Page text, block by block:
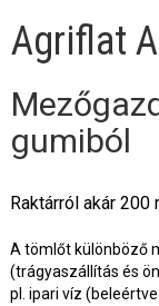
Agriflat
gumiból
Raktárról akár
A tömlőt különböző
(trágyaszállítás és
pl. ipari víz